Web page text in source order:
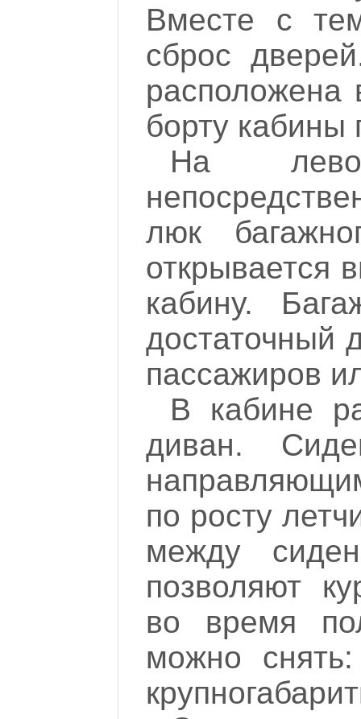
Вместе с
сброс
расположена
борту кабины
На
люк
открывается
кабину.
достаточный
пассажиров
В кабине
диван.
по росту
между
позволяют
во время
можно